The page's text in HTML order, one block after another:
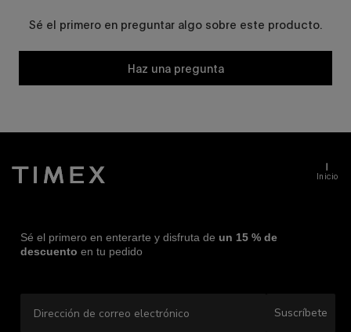
Sé el primero en preguntar algo sobre este producto.
Haz una pregunta
Sé el primero en enterarte y disfruta de un 15 % de
descuento en tu pedido
Suscríbete
Inicio